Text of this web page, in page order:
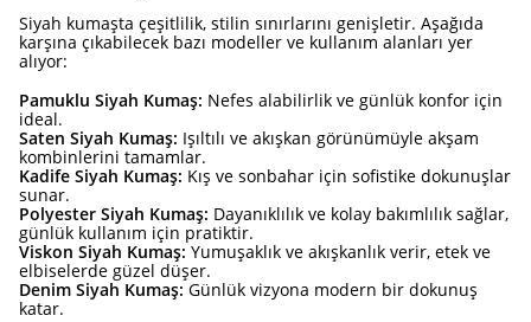
Siyah kumaşta çeşitlilik, stilin sınırlarını genişletir. Aşağıda
karşına çıkabilecek bazı modeller ve kullanım alanları yer
alıyor:
Pamuklu Siyah Kumaş: Nefes alabilirlik ve günlük konfor için
ideal.
Saten Siyah Kumaş: Işıltılı ve akışkan görünümüyle akşam
kombinlerini tamamlar.
Kadife Siyah Kumaş: Kış ve sonbahar için sofistike dokunuşlar
sunar.
Polyester Siyah Kumaş: Dayanıklılık ve kolay bakımlılık sağlar,
günlük kullanım için pratiktir.
Viskon Siyah Kumaş: Yumuşaklık ve akışkanlık verir, etek ve
elbiselerde güzel düşer.
Denim Siyah Kumaş: Günlük vizyona modern bir dokunuş
katar.